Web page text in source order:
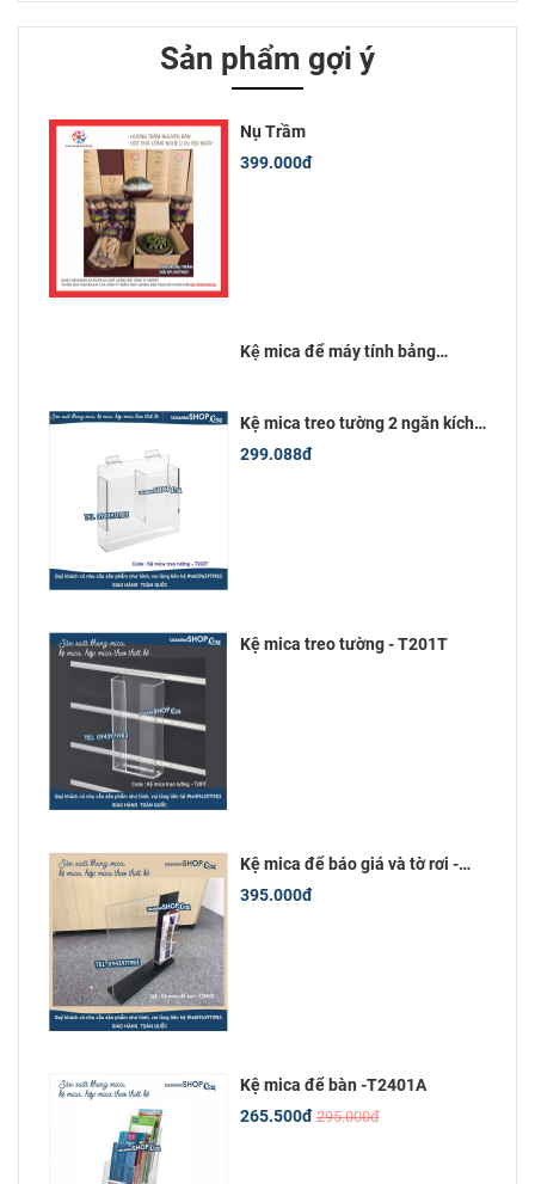
Sản phẩm gợi ý
Nụ Trầm
399.000đ
Kệ mica để máy tính bảng
Kệ mica treo tường 2 ngăn kích
thước 10x20 cm
299.088đ
Kệ mica treo tường - T201T
Kệ mica để báo giá và tờ rơi -
T2M101
395.000đ
Kệ mica để bàn -T2401A
265.500đ 295.000đ